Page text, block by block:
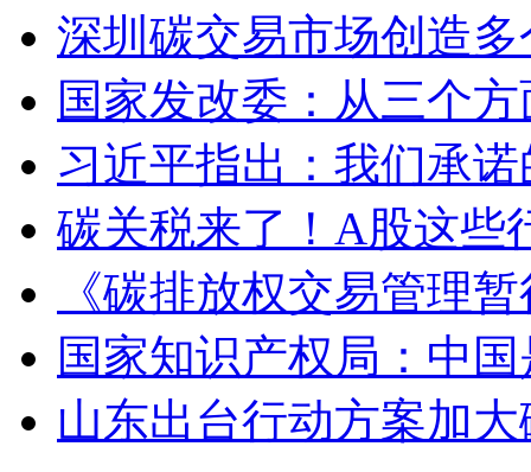
深圳碳交易市场创造
国家发改委：从三个
习近平指出：我们承
碳关税来了！A股这些
《碳排放权交易管理
国家知识产权局：中
山东出台行动方案加